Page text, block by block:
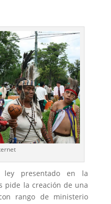
ley presentado en la
pide la creación de una
rango de ministerio